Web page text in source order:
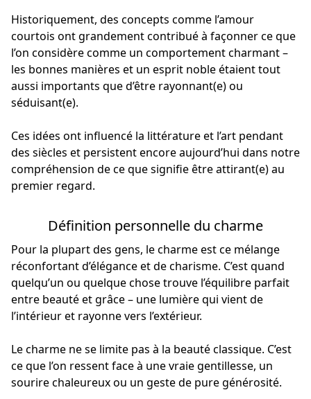
Historiquement, des concepts comme l’amour
courtois ont grandement contribué à façonner ce que
l’on considère comme un comportement charmant –
les bonnes manières et un esprit noble étaient tout
aussi importants que d’être rayonnant(e) ou
séduisant(e).
Ces idées ont influencé la littérature et l’art pendant
des siècles et persistent encore aujourd’hui dans notre
compréhension de ce que signifie être attirant(e) au
premier regard.
Définition personnelle du charme
Pour la plupart des gens, le charme est ce mélange
réconfortant d’élégance et de charisme. C’est quand
quelqu’un ou quelque chose trouve l’équilibre parfait
entre beauté et grâce – une lumière qui vient de
l’intérieur et rayonne vers l’extérieur.
Le charme ne se limite pas à la beauté classique. C’est
ce que l’on ressent face à une vraie gentillesse, un
sourire chaleureux ou un geste de pure générosité.